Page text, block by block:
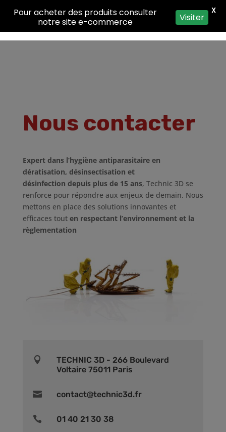
Nous contacter
Expert dans l’hygiène antiparasitaire en
dératisation, désinsectisation et
désinfection depuis plus de 15 ans, Technic 3D se
renforce pour répondre aux enjeux de demain. Nous
mettons en place des solutions innovantes et
efficaces tout en respectant l’environnement et la
règlementation

TECHNIC 3D - 266 Boulevard
Voltaire 75011 Paris
 contact@technic3d.fr
 01 40 21 30 38
Pour acheter des produits consulter
notre site e-commerce
Visiter
X